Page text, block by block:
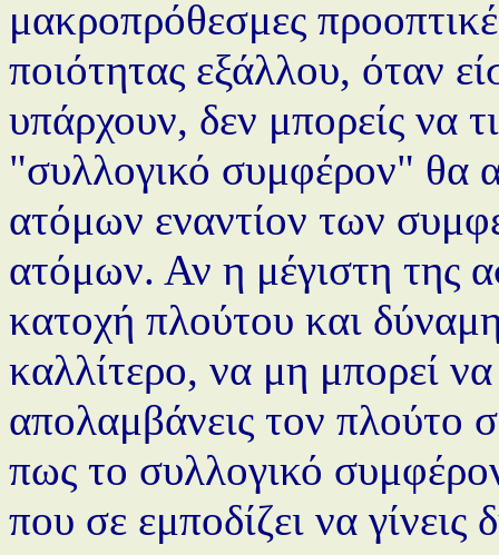
μακροπρόθεσμες
ποιότητας εξάλλου, όταν
υπάρχουν, δεν μπορείς να
"συλλογικό συμφέρον" θα
ατόμων εναντίον των
ατόμων. Αν η μέγιστη της
κατοχή πλούτου και
καλλίτερο, να μη μπορεί
απολαμβάνεις τον πλούτο
πως το συλλογικό
που σε εμποδίζει να